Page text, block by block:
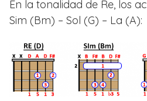
En la tonalidad de Re, los
Sim (Bm) – Sol (G) – La (A):